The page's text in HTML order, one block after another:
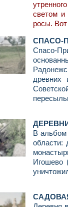
светом и
росы. Вот
СПАСО-
Спасо-
древних
В альбом
области:
Игошево